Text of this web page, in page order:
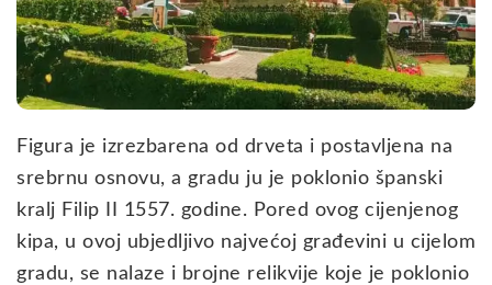
Figura je izrezbarena od drveta i postavljena na
srebrnu osnovu, a gradu ju je poklonio španski
kralj Filip II 1557. godine. Pored ovog cijenjenog
kipa, u ovoj ubjedljivo najvećoj građevini u cijelom
gradu, se nalaze i brojne relikvije koje je poklonio